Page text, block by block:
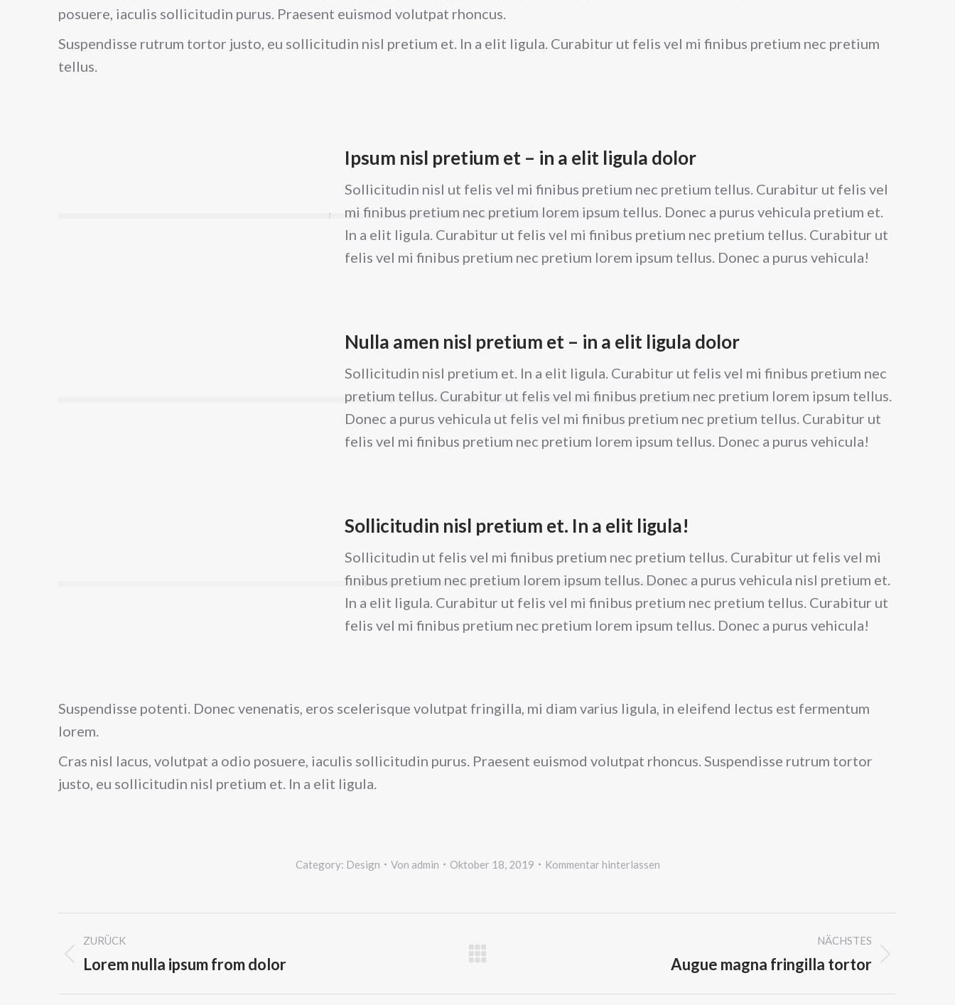
posuere, iaculis sollicitudin purus. Praesent euismod volutpat rhoncus.
Suspendisse rutrum tortor justo, eu sollicitudin nisl pretium et. In a elit ligula. Curabitur ut felis vel mi finibus pretium nec pretium
tellus.
Ipsum nisl pretium et – in a elit ligula dolor
Sollicitudin nisl ut felis vel mi finibus pretium nec pretium tellus. Curabitur ut felis vel
mi finibus pretium nec pretium lorem ipsum tellus. Donec a purus vehicula pretium et.
In a elit ligula. Curabitur ut felis vel mi finibus pretium nec pretium tellus. Curabitur ut
felis vel mi finibus pretium nec pretium lorem ipsum tellus. Donec a purus vehicula!
Nulla amen nisl pretium et – in a elit ligula dolor
Sollicitudin nisl pretium et. In a elit ligula. Curabitur ut felis vel mi finibus pretium nec
pretium tellus. Curabitur ut felis vel mi finibus pretium nec pretium lorem ipsum tellus.
Donec a purus vehicula ut felis vel mi finibus pretium nec pretium tellus. Curabitur ut
felis vel mi finibus pretium nec pretium lorem ipsum tellus. Donec a purus vehicula!
Sollicitudin nisl pretium et. In a elit ligula!
Sollicitudin ut felis vel mi finibus pretium nec pretium tellus. Curabitur ut felis vel mi
finibus pretium nec pretium lorem ipsum tellus. Donec a purus vehicula nisl pretium et.
In a elit ligula. Curabitur ut felis vel mi finibus pretium nec pretium tellus. Curabitur ut
felis vel mi finibus pretium nec pretium lorem ipsum tellus. Donec a purus vehicula!
Suspendisse potenti. Donec venenatis, eros scelerisque volutpat fringilla, mi diam varius ligula, in eleifend lectus est fermentum
lorem.
Cras nisl lacus, volutpat a odio posuere, iaculis sollicitudin purus. Praesent euismod volutpat rhoncus. Suspendisse rutrum tortor
justo, eu sollicitudin nisl pretium et. In a elit ligula.
Category: Design Von admin Oktober 18, 2019 Kommentar hinterlassen
Kommentarnavigation
ZURÜCK
Vorheriger
Lorem nulla ipsum from dolor
NÄCHSTES
Augue magna fringilla tortor